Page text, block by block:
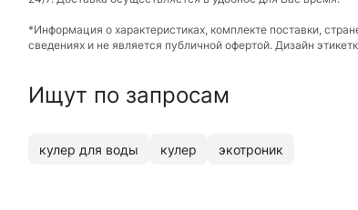
*Информация о характеристиках, комплекте поставки,
сведениях и не является публичной офертой. Дизайн
Ищут по запросам
кулер для воды кулер экотроник